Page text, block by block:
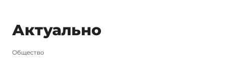
Актуально
Общество